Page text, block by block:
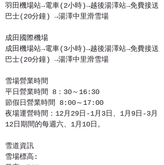
羽田機場站→電車(2小時)→越後湯澤站→免費接送
巴士(20分鐘) →湯澤中里滑雪場
成田國際機場
成田機場站→電車(3小時)→越後湯澤站→免費接送
巴士(20分鐘) →湯澤中里滑雪場
雪場營業時間
平日營業時間 8：30～16:30
節假日營業時間 8:00～17:00
夜場運營時間：12月29日-1月3日、1月9日-3月
12日期間的每週六、1月10日。
雪道資訊
雪場標高: